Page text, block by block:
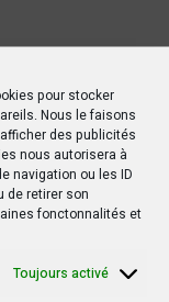
pour stocker
Nous le faisons
des publicités
nous autorisera à
navigation ou les ID
de retirer son
fonctonnalités et
Toujours activé